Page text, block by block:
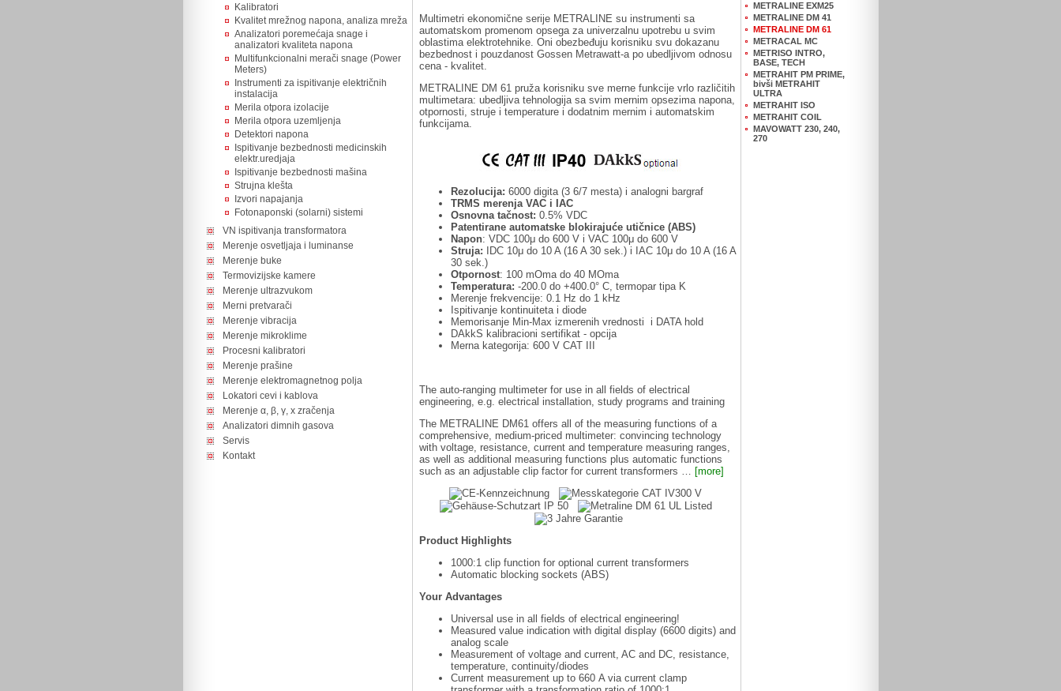
Kalibratori
Kvalitet mrežnog napona, analiza mreža
Analizatori poremećaja snage i
analizatori kvaliteta napona
Multifunkcionalni merači snage (Power
Meters)
Instrumenti za ispitivanje električnih
instalacija
Merila otpora izolacije
Merila otpora uzemljenja
Detektori napona
Ispitivanje bezbednosti medicinskih
elektr.uredjaja
Ispitivanje bezbednosti mašina
Strujna klešta
Izvori napajanja
Fotonaponski (solarni) sistemi
VN ispitivanja transformatora
Merenje osvetljaja i luminanse
Merenje buke
Termovizijske kamere
Merenje ultrazvukom
Merni pretvarači
Merenje vibracija
Merenje mikroklime
Procesni kalibratori
Merenje prašine
Merenje elektromagnetnog polja
Lokatori cevi i kablova
Merenje α, β, γ, x zračenja
Analizatori dimnih gasova
Servis
Kontakt
Multimetri ekonomične serije METRALINE su instrumenti sa
automatskom promenom opsega za univerzalnu upotrebu u svim
oblastima elektrotehnike. Oni obezbeđuju korisniku svu dokazanu
bezbednost i pouzdanost Gossen Metrawatt-a po ubedljivom odnosu
cena - kvalitet.
METRALINE DM 61 pruža korisniku sve merne funkcije vrlo različitih
multimetara: ubedljiva tehnologija sa svim mernim opsezima napona,
otpornosti, struje i temperature i dodatnim mernim i automatskim
funkcijama.
Rezolucija: 6000 digita (3 6/7 mesta) i analogni bargraf
TRMS merenja VAC i IAC
Osnovna tačnost: 0.5% VDC
Patentirane automatske blokirajuće utičnice (ABS)
Napon: VDC 100μ do 600 V i VAC 100μ do 600 V
Struja: IDC 10μ do 10 A (16 A 30 sek.) i IAC 10μ do 10 A (16 A
30 sek.)
Otpornost: 100 mOma do 40 MOma
Temperatura: -200.0 do +400.0° C, termopar tipa K
Merenje frekvencije: 0.1 Hz do 1 kHz
Ispitivanje kontinuiteta i diode
Memorisanje Min-Max izmerenih vrednosti i DATA hold
DAkkS kalibracioni sertifikat - opcija
Merna kategorija: 600 V CAT III
The auto-ranging multimeter for use in all fields of electrical
engineering, e.g. electrical installation, study programs and training
The METRALINE DM61 offers all of the measuring functions of a
comprehensive, medium-priced multimeter: convincing technology
with voltage, resistance, current and temperature measuring ranges,
as well as additional measuring functions plus automatic functions
such as an adjustable clip factor for current transformers …
[more]
300 V
Product Highlights
1000:1 clip function for optional current transformers
Automatic blocking sockets (ABS)
Your Advantages
Universal use in all fields of electrical engineering!
Measured value indication with digital display (6600 digits) and
analog scale
Measurement of voltage and current, AC and DC, resistance,
temperature, continuity/diodes
Current measurement up to 660 A via current clamp
METRALINE EXM25
METRALINE DM 41
METRALINE DM 61
METRACAL MC
METRISO INTRO,
BASE, TECH
METRAHIT PM PRIME,
bivši METRAHIT
ULTRA
METRAHIT ISO
METRAHIT COIL
MAVOWATT 230, 240,
270